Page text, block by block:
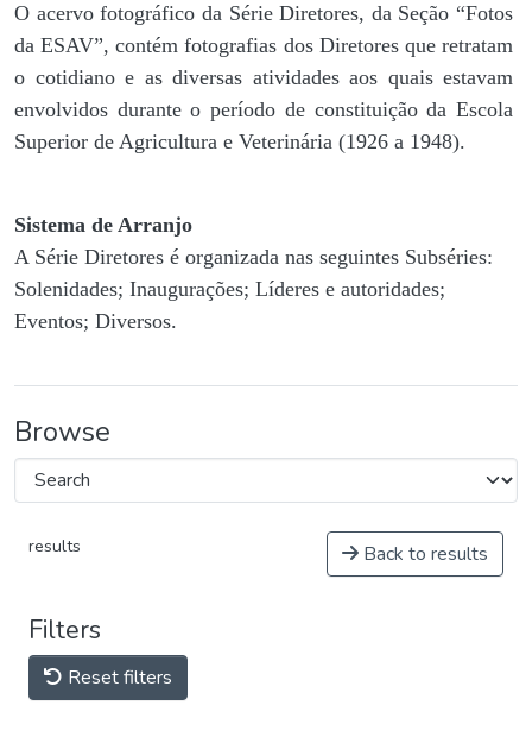
O acervo fotográfico da Série Diretores, da Seção “Fotos
da ESAV”, contém fotografias dos Diretores que retratam
o cotidiano e as diversas atividades aos quais estavam
envolvidos durante o período de constituição da Escola
Superior de Agricultura e Veterinária (1926 a 1948).
Sistema de Arranjo
A Série Diretores é organizada nas seguintes Subséries:
Solenidades; Inaugurações; Líderes e autoridades;
Eventos; Diversos.
Browse
results Back to results
Filters
Reset filters